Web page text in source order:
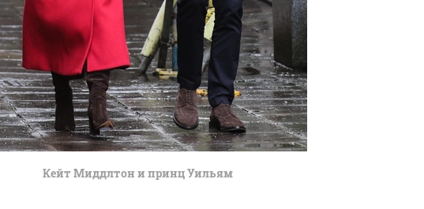
Кейт Миддлтон и принц Уильям